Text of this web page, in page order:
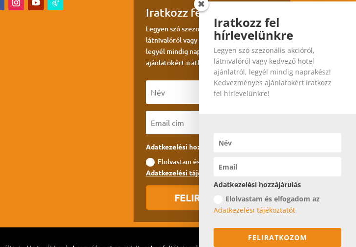
Iratkozz fel hírlevelünkre
Legyen szó szezonális akcióról,
látnivalóról vagy kedvező hotel ajánlatról,
legyél mindig naprakész! Kedvezményes
ajánlatokért iratkozz fel hírlevelünkre!
Adatkezelési hozzájárulás
Elolvastam és elfogadom az
Adatkezelési tájékoztatót
FELIRATKOZOM
Iratkozz fel
hírlevelünkre
Legyen szó szezonális akcióról,
látnivalóról vagy kedvező hotel
ajánlatról, legyél mindig naprakész!
Kedvezményes ajánlatokért iratkozz
fel hírlevelünkre!
Adatkezelési hozzájárulás
Elolvastam és elfogadom az
Adatkezelési tájékoztatót
FELIRATKOZOM